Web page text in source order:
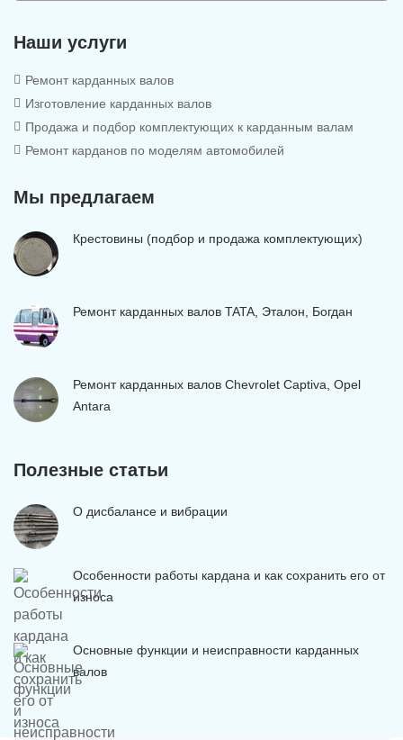
Наши услуги
Ремонт карданных валов
Изготовление карданных валов
Продажа и подбор комплектующих к карданным валам
Ремонт карданов по моделям автомобилей
Мы предлагаем
Крестовины (подбор и продажа комплектующих)
Ремонт карданных валов TATA, Эталон, Богдан
Ремонт карданных валов Chevrolet Captiva, Opel
Antara
Полезные статьи
О дисбалансе и вибрации
Особенности работы кардана и как сохранить его от
износа
Основные функции и неисправности карданных
валов